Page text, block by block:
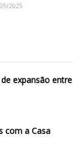
2025
expansão entre
com a Casa